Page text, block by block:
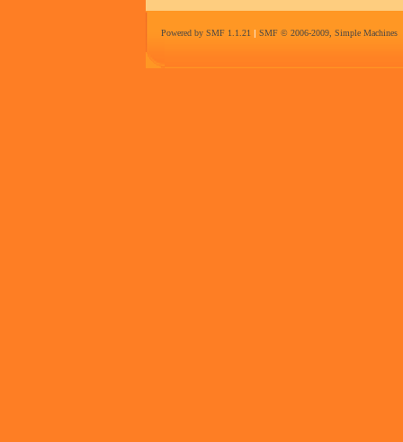
Powered by SMF 1.1.21 | SMF © 2006-2009, Simple Machines